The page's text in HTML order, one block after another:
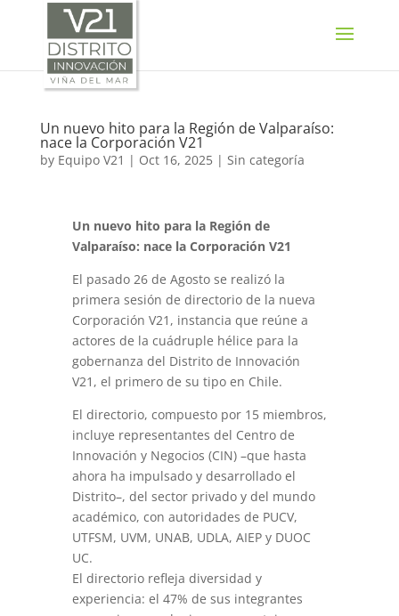
Un nuevo hito para la Región de Valparaíso:
nace la Corporación V21
by Equipo V21 | Oct 16, 2025| Sin categoría
Un nuevo hito para la Región de
Valparaíso: nace la Corporación V21
El pasado 26 de Agosto se realizó la
primera sesión de directorio de la nueva
Corporación V21, instancia que reúne a
actores de la cuádruple hélice para la
gobernanza del Distrito de Innovación
V21, el primero de su tipo en Chile.
El directorio, compuesto por 15 miembros,
incluye representantes del Centro de
Innovación y Negocios (CIN) –que hasta
ahora ha impulsado y desarrollado el
Distrito–, del sector privado y del mundo
académico, con autoridades de PUCV,
UTFSM, UVM, UNAB, UDLA, AIEP y DUOC
UC.
El directorio refleja diversidad y
experiencia: el 47% de sus integrantes
SELECT LANGUAGE ▼